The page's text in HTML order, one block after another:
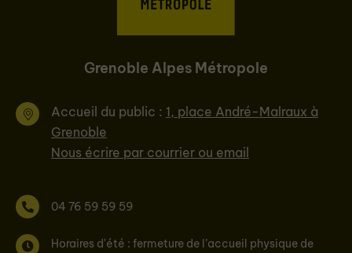
Grenoble Alpes Métropole
Accueil du public : 1, place André-Malraux à
Grenoble
Nous écrire par courrier ou email
04 76 59 59 59
Horaires d'été : fermeture de l’accueil physique de